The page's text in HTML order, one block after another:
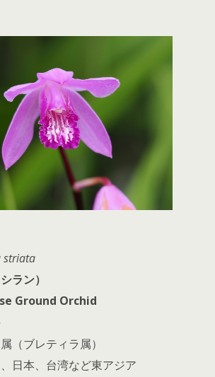
striata
ラン）
Ground Orchid
（ブレティラ属）
日本、台湾など東アジア